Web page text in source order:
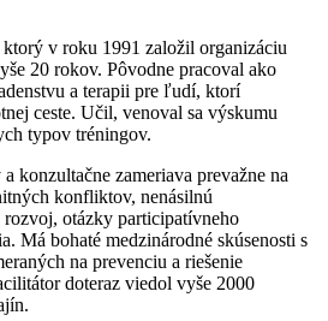
v roku 1991 založil organizáciu
20 rokov. Pôvodne pracoval ako
a terapii pre ľudí, ktorí
ceste. Učil, venoval sa výskumu
typov tréningov.
konzultačne zameriava prevažne na
konfliktov, nenásilnú
otázky participatívneho
Má bohaté medzinárodné skúsenosti s
na prevenciu a riešenie
doteraz viedol vyše 2000